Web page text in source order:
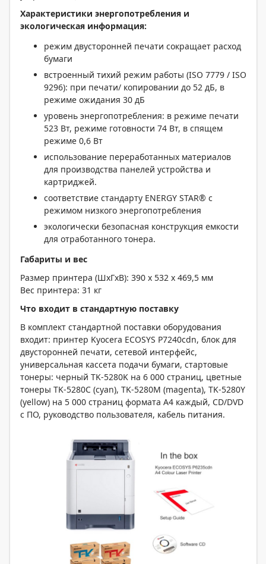
Характеристики энергопотребления и
экологическая информация:
режим двусторонней печати сокращает расход
бумаги
встроенный тихий режим работы (ISO 7779 / ISO
9296): при печати/ копировании до 52 дБ, в
режиме ожидания 30 дБ
уровень энергопотребления: в режиме печати
523 Вт, режиме готовности 74 Вт, в спящем
режиме 0,6 Вт
использование переработанных материалов
для производства панелей устройства и
картриджей.
соответствие стандарту ENERGY STAR® с
режимом низкого энергопотребления
экологически безопасная конструкция емкости
для отработанного тонера.
Габариты и вес
Размер принтера (ШxГxВ): 390 x 532 x 469,5 мм
Вес принтера: 31 кг
Что входит в стандартную поставку
В комплект стандартной поставки оборудования
входит: принтер Kyocera ECOSYS P7240cdn, блок для
двусторонней печати, сетевой интерфейс,
универсальная кассета подачи бумаги, стартовые
тонеры: черный TK-5280K на 6 000 страниц, цветные
тонеры TK-5280C (cyan), TK-5280M (magenta), TK-5280Y
(yellow) на 5 000 страниц формата A4 каждый, CD/DVD
с ПО, руководство пользователя, кабель питания.